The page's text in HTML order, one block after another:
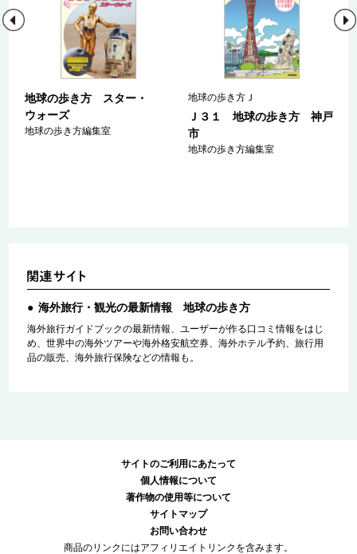
地球の歩き方 スター・
ウォーズ
地球の歩き方編集室
地球の歩き方Ｊ
Ｊ３１ 地球の歩き方 神戸
市
地球の歩き方編集室
海外旅行・観光の最新情報 地球の歩き方
海外旅行ガイドブックの最新情報、ユーザーが作る口コミ情報をはじ
め、世界中の海外ツアーや海外格安航空券、海外ホテル予約、旅行用
品の販売、海外旅行保険などの情報も。
サイトのご利用にあたって
個人情報について
著作物の使用等について
サイトマップ
お問い合わせ
商品のリンクにはアフィリエイトリンクを含みます。